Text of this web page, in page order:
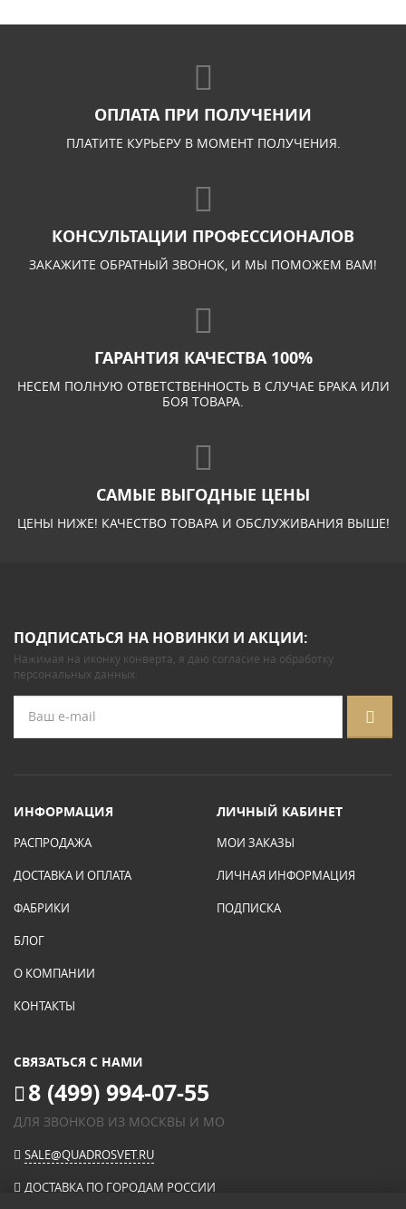
ОПЛАТА ПРИ ПОЛУЧЕНИИ
ПЛАТИТЕ КУРЬЕРУ В МОМЕНТ ПОЛУЧЕНИЯ.
КОНСУЛЬТАЦИИ ПРОФЕССИОНАЛОВ
ЗАКАЖИТЕ ОБРАТНЫЙ ЗВОНОК, И МЫ ПОМОЖЕМ ВАМ!
ГАРАНТИЯ КАЧЕСТВА 100%
НЕСЕМ ПОЛНУЮ ОТВЕТСТВЕННОСТЬ В СЛУЧАЕ БРАКА ИЛИ
БОЯ ТОВАРА.
САМЫЕ ВЫГОДНЫЕ ЦЕНЫ
ЦЕНЫ НИЖЕ! КАЧЕСТВО ТОВАРА И ОБСЛУЖИВАНИЯ ВЫШЕ!
ПОДПИСАТЬСЯ НА НОВИНКИ И АКЦИИ:
Нажимая на иконку конверта, я даю согласие на обработку
персональных данных.
ИНФОРМАЦИЯ
РАСПРОДАЖА
ДОСТАВКА И ОПЛАТА
ФАБРИКИ
БЛОГ
О КОМПАНИИ
КОНТАКТЫ
ЛИЧНЫЙ КАБИНЕТ
МОИ ЗАКАЗЫ
ЛИЧНАЯ ИНФОРМАЦИЯ
ПОДПИСКА
СВЯЗАТЬСЯ С НАМИ
8 (499) 994-07-55
ДЛЯ ЗВОНКОВ ИЗ МОСКВЫ И МО
SALE@QUADROSVET.RU
ДОСТАВКА ПО ГОРОДАМ РОССИИ